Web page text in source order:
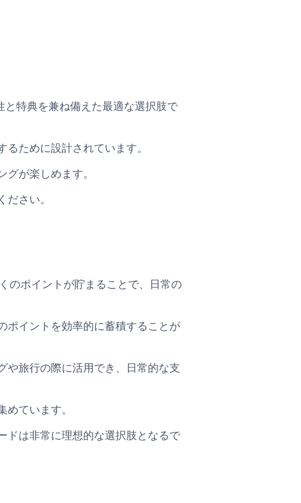
と特典を兼ね備えた最適な選択肢で
ために設計されています。
が楽しめます。
さい。
のポイントが貯まることで、日常の
ポイントを効率的に蓄積することが
や旅行の際に活用でき、日常的な支
ています。
ドは非常に理想的な選択肢となるで